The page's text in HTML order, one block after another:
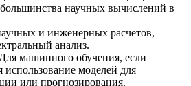
научных вычислений в
и инженерных расчетов,
анализ.
машинного обучения, если
использование моделей для
или прогнозирования.